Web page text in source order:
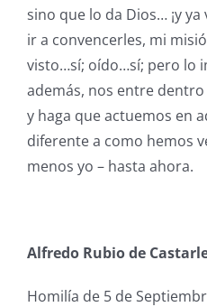
sino que lo da Dios… ¡y
ir a convencerles, mi
visto…sí; oído…sí; pero lo
además, nos entre
y haga que actuemos en
diferente a como hemos
menos yo – hasta ahora.
Alfredo Rubio de
Homilía de 5 de